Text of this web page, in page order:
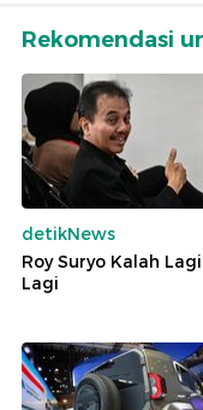
Rekomendasi
detikNews
Roy Suryo Kalah
Lagi